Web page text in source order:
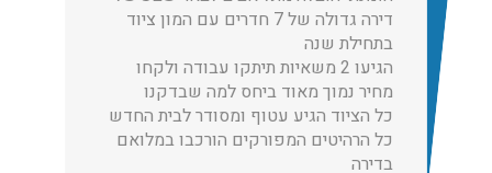
דירה גדולה של 7 חדרים עם המון ציוד
שנה
הגיעו 2 משאיות תיתקו עבודה ולקחו
נמוך מאוד ביחס למה שבדקנו
הגיע עטוף ומסודר לבית החדש
המפורקים הורכבו במלואם
הובלות מנוף בגבעת שמואל:
שירותי הובלה עם מנוף בגבעת שמואל לכל סוגי ההובלות
החל מהובלת תכולת דירה שלמה עם מנוף ועד פריט בודד.
עודכן לאחרונה: 24/02/2026, 10:42